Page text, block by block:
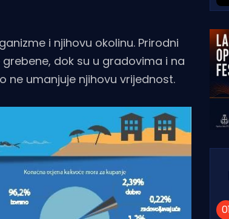
i njihovu okolinu. Prirodni
dok su u gradovima i na
ne umanjuje njihovu vrijednost.